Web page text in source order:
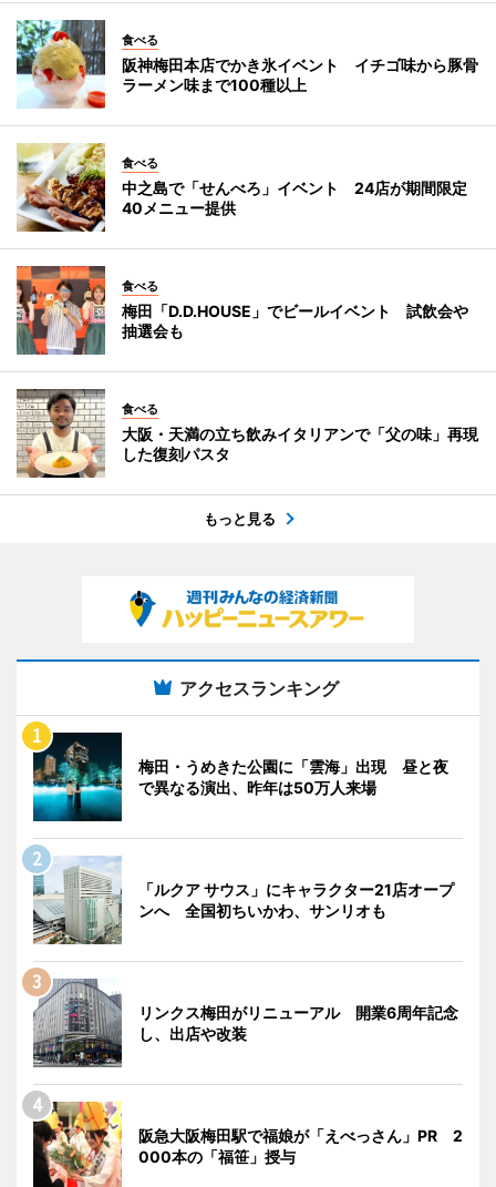
食べる
阪神梅田本店でかき氷イベント イチゴ味から豚骨
ラーメン味まで100種以上
食べる
中之島で「せんべろ」イベント 24店が期間限定
40メニュー提供
食べる
梅田「D.D.HOUSE」でビールイベント 試飲会や
抽選会も
食べる
大阪・天満の立ち飲みイタリアンで「父の味」再現
した復刻パスタ
もっと見る
アクセスランキング
梅田・うめきた公園に「雲海」出現 昼と夜
で異なる演出、昨年は50万人来場
「ルクア サウス」にキャラクター21店オープ
ンへ 全国初ちいかわ、サンリオも
リンクス梅田がリニューアル 開業6周年記念
し、出店や改装
阪急大阪梅田駅で福娘が「えべっさん」PR 2
000本の「福笹」授与